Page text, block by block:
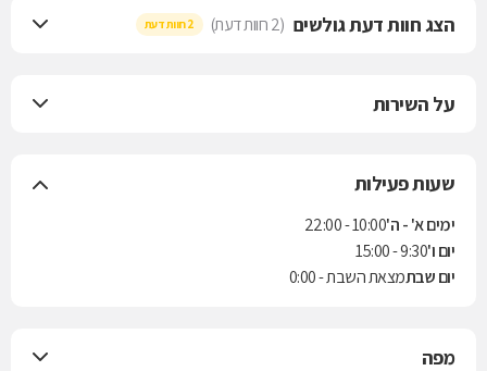
הצג חוות דעת גולשים (2 חוות דעת) 2 חוות דעת
על השירות
שעות פעילות
ימים א' - ה'10:00 - 22:00
יום ו'9:30 - 15:00
יום שבתמצאת השבת - 0:00
מפה